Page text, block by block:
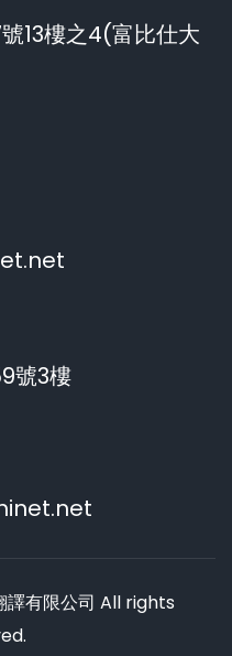
13樓之4(富比仕大
號3樓
有限公司 All rights